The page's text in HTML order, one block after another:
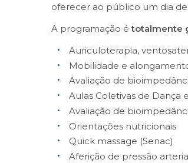
oferecer ao público um dia
A programação étotalmente
Auriculoterapia,
Mobilidade e
Avaliação de
Aulas Coletivas de Dança
Avaliação de
Orientações nutricionais
Quick massage (Senac)
Aferição de pressão